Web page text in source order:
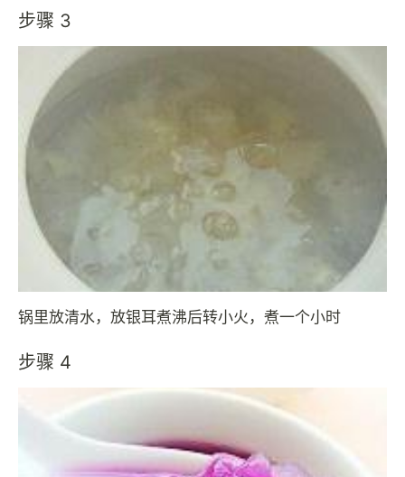
步骤 3
锅里放清水，放银耳煮沸后转小火，煮一个小时
步骤 4